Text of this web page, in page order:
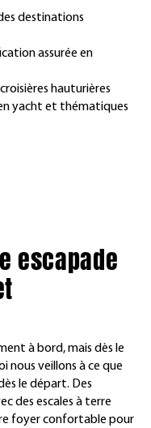
destinations
assurée en
hauturières
yacht et thématiques
escapade
à bord, mais dès le
nous veillons à ce que
le départ. Des
des escales à terre
foyer confortable pour